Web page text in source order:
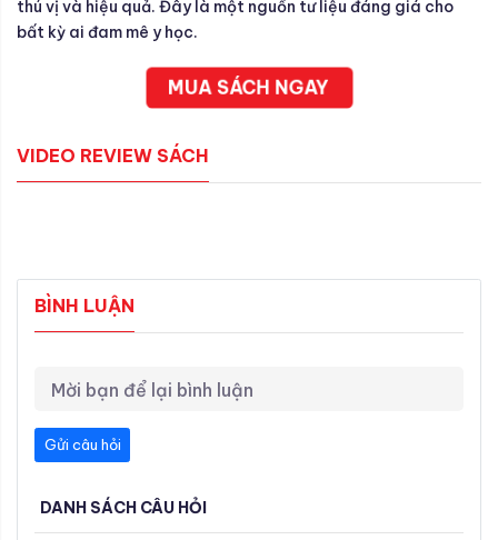
thú vị và hiệu quả. Đây là một nguồn tư liệu đáng giá cho
bất kỳ ai đam mê y học.
MUA SÁCH NGAY
VIDEO REVIEW SÁCH
BÌNH LUẬN
Gửi câu hỏi
DANH SÁCH CÂU HỎI